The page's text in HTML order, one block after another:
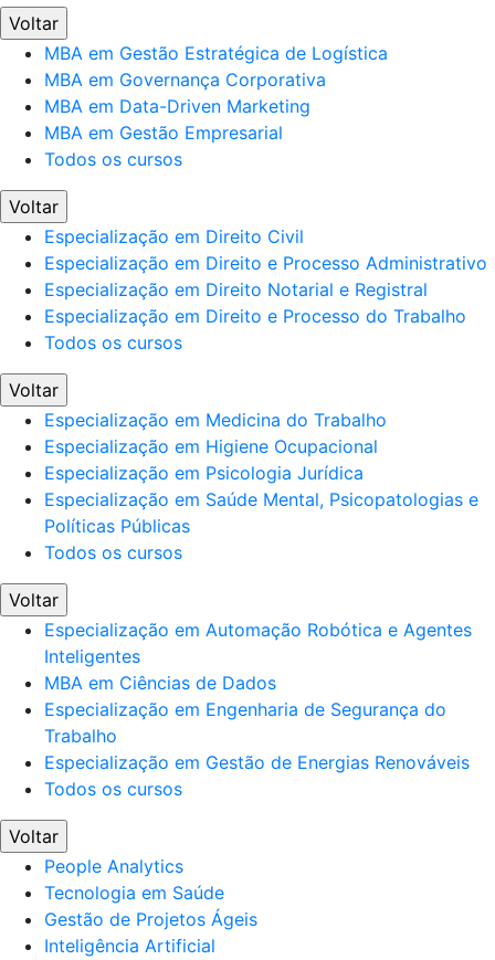
Voltar
MBA em Gestão Estratégica de Logística
MBA em Governança Corporativa
MBA em Data-Driven Marketing
MBA em Gestão Empresarial
Todos os cursos
Voltar
Especialização em Direito Civil
Especialização em Direito e Processo Administrativo
Especialização em Direito Notarial e Registral
Especialização em Direito e Processo do Trabalho
Todos os cursos
Voltar
Especialização em Medicina do Trabalho
Especialização em Higiene Ocupacional
Especialização em Psicologia Jurídica
Especialização em Saúde Mental, Psicopatologias e
Políticas Públicas
Todos os cursos
Voltar
Especialização em Automação Robótica e Agentes
Inteligentes
MBA em Ciências de Dados
Especialização em Engenharia de Segurança do
Trabalho
Especialização em Gestão de Energias Renováveis
Todos os cursos
Voltar
People Analytics
Tecnologia em Saúde
Gestão de Projetos Ágeis
Inteligência Artificial